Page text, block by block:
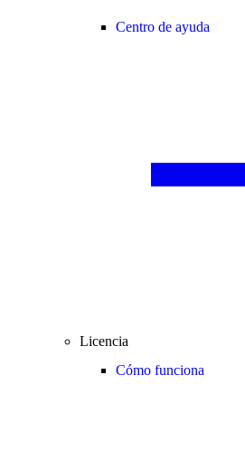
Centro de ayuda
Licencia
Cómo funciona